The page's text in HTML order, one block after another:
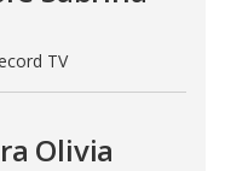
TV
Olivia